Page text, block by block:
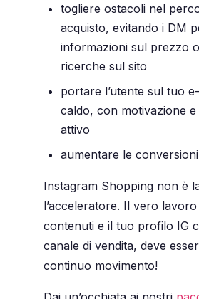
togliere ostacoli nel
acquisto, evitando i DM
informazioni sul prezzo
ricerche sul sito
portare l’utente sul tuo
caldo, con motivazione e
attivo
aumentare le conversioni
Instagram Shopping non è
l’acceleratore. Il vero
contenuti e il tuo profilo IG
canale di vendita, deve
continuo movimento!